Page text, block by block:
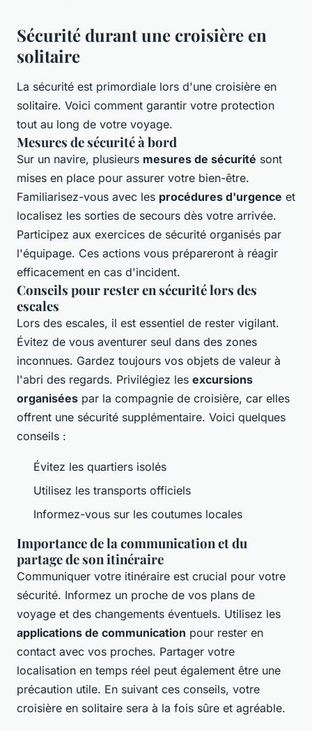
Sécurité durant une croisière en
solitaire
La sécurité est primordiale lors d'une croisière en
solitaire. Voici comment garantir votre protection
tout au long de votre voyage.
Mesures de sécurité à bord
Sur un navire, plusieurs mesures de sécurité sont
mises en place pour assurer votre bien-être.
Familiarisez-vous avec les procédures d'urgence et
localisez les sorties de secours dès votre arrivée.
Participez aux exercices de sécurité organisés par
l'équipage. Ces actions vous prépareront à réagir
efficacement en cas d'incident.
Conseils pour rester en sécurité lors des
escales
Lors des escales, il est essentiel de rester vigilant.
Évitez de vous aventurer seul dans des zones
inconnues. Gardez toujours vos objets de valeur à
l'abri des regards. Privilégiez les excursions
organisées par la compagnie de croisière, car elles
offrent une sécurité supplémentaire. Voici quelques
conseils :
Évitez les quartiers isolés
Utilisez les transports officiels
Informez-vous sur les coutumes locales
Importance de la communication et du
partage de son itinéraire
Communiquer votre itinéraire est crucial pour votre
sécurité. Informez un proche de vos plans de
voyage et des changements éventuels. Utilisez les
applications de communication pour rester en
contact avec vos proches. Partager votre
localisation en temps réel peut également être une
précaution utile. En suivant ces conseils, votre
croisière en solitaire sera à la fois sûre et agréable.